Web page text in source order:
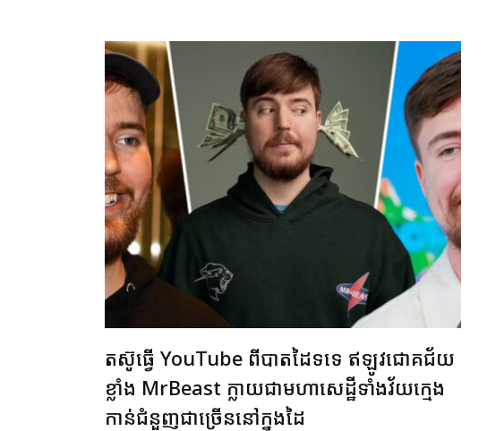
តស៊ូធ្វើ YouTube ពីបាតដៃទទេ ឥឡូវជោគជ័យ
ខ្លាំង MrBeast ក្លាយជាមហាសេដ្ឋីទាំងវ័យក្មេង
កាន់ជំនួញជាច្រើននៅក្នុងដៃ